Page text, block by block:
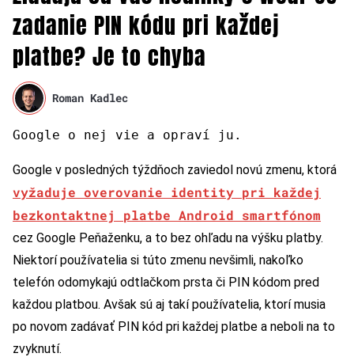
zadanie PIN kódu pri každej
platbe? Je to chyba
Roman Kadlec
Google o nej vie a opraví ju.
Google v posledných týždňoch zaviedol novú zmenu, ktorá
vyžaduje overovanie identity pri každej
bezkontaktnej platbe Android smartfónom
cez Google Peňaženku, a to bez ohľadu na výšku platby.
Niektorí používatelia si túto zmenu nevšimli, nakoľko
telefón odomykajú odtlačkom prsta či PIN kódom pred
každou platbou. Avšak sú aj takí používatelia, ktorí musia
po novom zadávať PIN kód pri každej platbe a neboli na to
zvyknutí.